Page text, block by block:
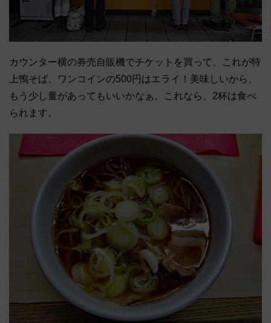
カウンター横の券売自販機でチケットを買って、これが特
上鴨そば、ワンコインの500円はエライ！美味しいから、
もう少し量があってもいいかなぁ。これなら、2杯は食べ
られます。